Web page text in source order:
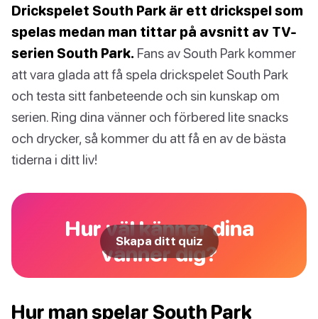
Drickspelet South Park är ett drickspel som
spelas medan man tittar på avsnitt av TV-
serien South Park. Fans av South Park kommer
att vara glada att få spela drickspelet South Park
och testa sitt fanbeteende och sin kunskap om
serien. Ring dina vänner och förbered lite snacks
och drycker, så kommer du att få en av de bästa
tiderna i ditt liv!
Hur väl känner dina
vänner dig?
Skapa ditt quiz
Hur man spelar South Park